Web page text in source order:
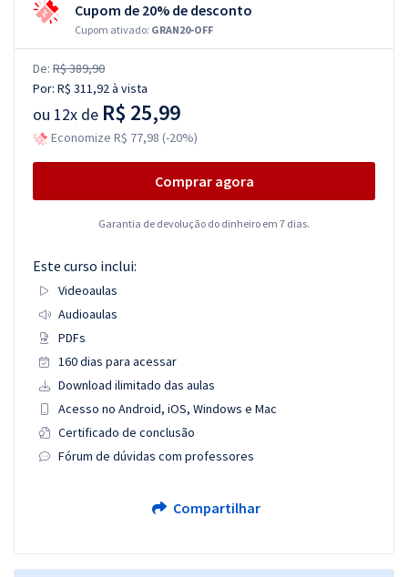
Cupom de 20% de desconto
Cupom ativado: GRAN20-OFF
De: R$ 389,90
Por: R$ 311,92à vista
ou 12x de R$ 25,99
Economize R$ 77,98 (-20%)
Comprar agora
Garantia de devolução do dinheiro em 7 dias.
Este curso inclui:
Videoaulas
Audioaulas
PDFs
160 dias para acessar
Download ilimitado das aulas
Acesso no Android, iOS, Windows e Mac
Certificado de conclusão
Fórum de dúvidas com professores
Compartilhar